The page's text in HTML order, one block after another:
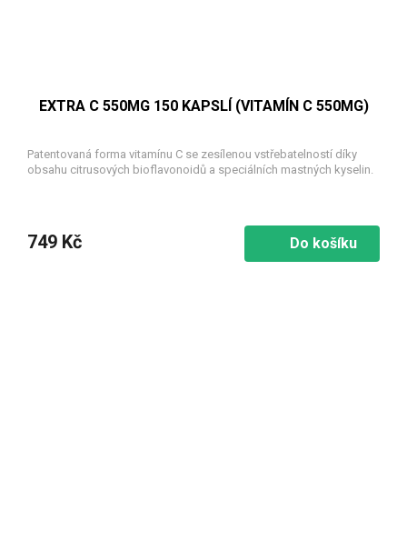
EXTRA C 550MG 150 KAPSLÍ (VITAMÍN C 550MG)
Patentovaná forma vitamínu C se zesílenou vstřebatelností díky
obsahu citrusových bioflavonoidů a speciálních mastných kyselin.
749 Kč Do košíku